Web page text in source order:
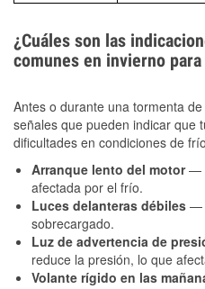
¿Cuáles son las
comunes en invierno
Antes o durante una tormenta
señales que pueden indicar que
dificultades en condiciones de
Arranque lento del motor—
afectada por el frío.
Luces delanteras débiles —
sobrecargado.
Luz de advertencia de
reduce la presión, lo que
Volante rígido en las